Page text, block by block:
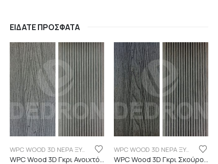
ΕΊΔΑΤΕ ΠΡΌΣΦΑΤΑ
WPC WOOD 3D ΝΕΡΑ ΞΥΛΟΥ WPC WOOD 3D ΝΕΡΑ ΞΥΛΟΥ